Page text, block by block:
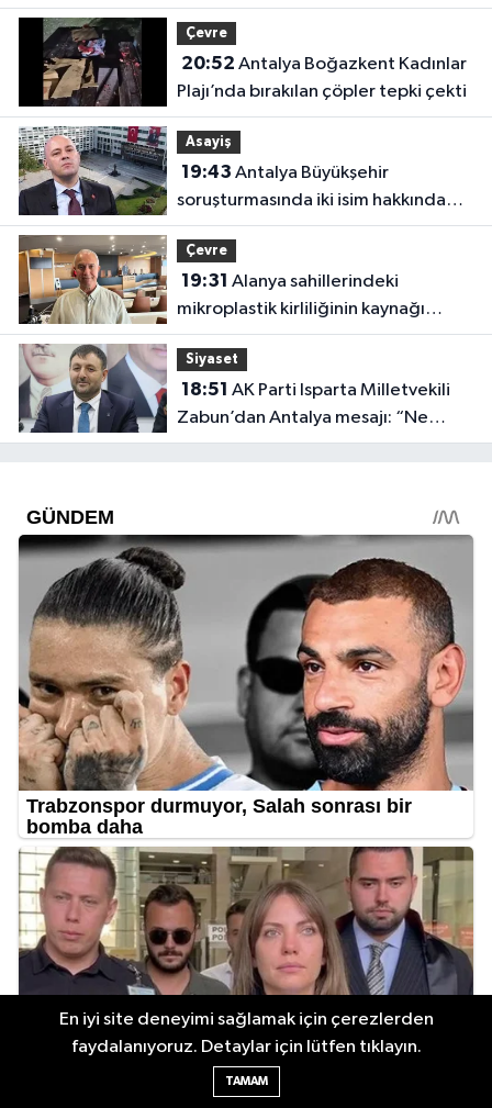
ziyaret
Çevre
20:52
Plajı’nda bırakılan çöpler tepki çekti
Asayiş
19:43
soruşturmasında iki isim hakkında
yeni karar
Çevre
19:31
mikroplastik kirliliğinin kaynağı
açıklandı
Siyaset
18:51
Zabun’dan Antalya mesajı: “Ne
dediysek o”
En iyi site deneyimi sağlamak için çerezlerden
faydalanıyoruz. Detaylar için lütfen tıklayın.
TAMAM